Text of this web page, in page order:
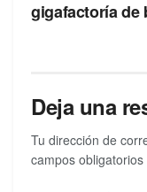
gigafactoría de
Deja una
Tu dirección de
campos